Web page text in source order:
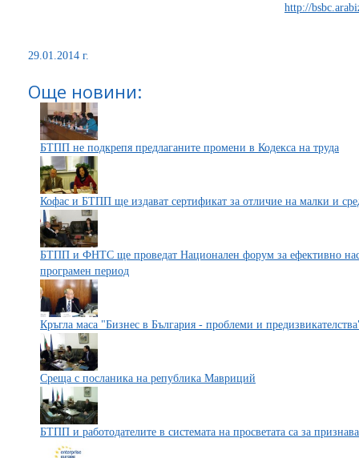
http://
29.01.2014 г.
Още новини:
БТПП не подкрепя предлаганите промени в Кодекса на труда
Кофас и БТПП ще издават сертификат за отличие на малки и
БТПП и ФНТС ще проведат Национален форум за ефективно
програмен период
Кръгла маса "Бизнес в България - проблеми и
Среща с посланика на република Мавриций
БТПП и работодателите в системата на просветата са за